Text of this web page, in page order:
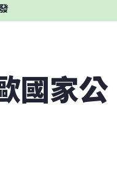
國家公